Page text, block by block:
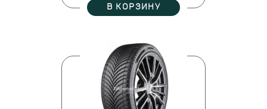
В КОРЗИНУ